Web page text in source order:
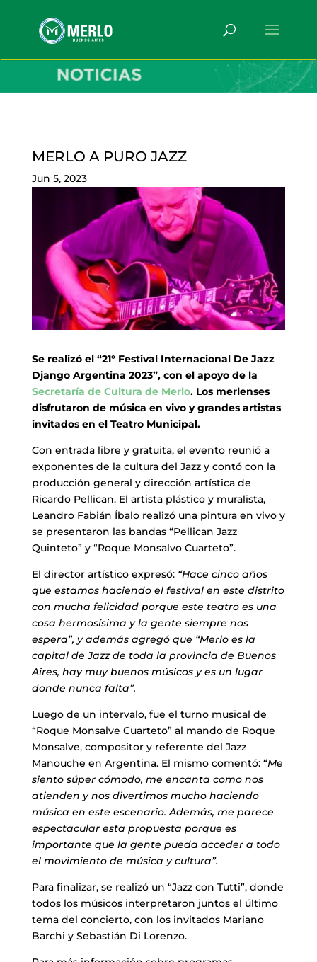
MERLO A PURO JAZZ
Jun 5, 2023
Se realizó el “21° Festival Internacional De Jazz
Django Argentina 2023”, con el apoyo de la
Secretaría de Cultura de Merlo. Los merlenses
disfrutaron de música en vivo y grandes artistas
invitados en el Teatro Municipal.
Con entrada libre y gratuita, el evento reunió a
exponentes de la cultura del Jazz y contó con la
producción general y dirección artística de
Ricardo Pellican. El artista plástico y muralista,
Leandro Fabián Íbalo realizó una pintura en vivo y
se presentaron las bandas “Pellican Jazz
Quinteto” y “Roque Monsalvo Cuarteto”.
El director artístico expresó: “Hace cinco años
que estamos haciendo el festival en este distrito
con mucha felicidad porque este teatro es una
cosa hermosísima y la gente siempre nos
espera”, y además agregó que “Merlo es la
capital de Jazz de toda la provincia de Buenos
Aires, hay muy buenos músicos y es un lugar
donde nunca falta”.
Luego de un intervalo, fue el turno musical de
“Roque Monsalve Cuarteto” al mando de Roque
Monsalve, compositor y referente del Jazz
Manouche en Argentina. El mismo comentó: “Me
siento súper cómodo, me encanta como nos
atienden y nos divertimos mucho haciendo
música en este escenario. Además, me parece
espectacular esta propuesta porque es
importante que la gente pueda acceder a todo
el movimiento de música y cultura”.
Para finalizar, se realizó un “Jazz con Tutti”, donde
todos los músicos interpretaron juntos el último
tema del concierto, con los invitados Mariano
Barchi y Sebastián Di Lorenzo.